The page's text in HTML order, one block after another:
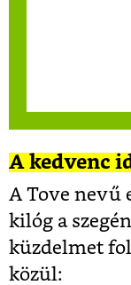
A kedvenc
A Tove nevű
kilóg a
küzdelmet
közül: